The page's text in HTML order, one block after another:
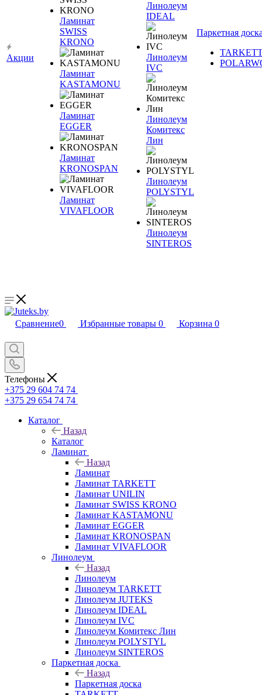
Акции
Ламинат
SWISS
KRONO
Ламинат
KASTAMONU
Ламинат
EGGER
Ламинат
KRONOSPAN
Ламинат
VIVAFLOOR
Линолеум
IDEAL
Линолеум
IVC
Линолеум
Комитекс
Лин
Линолеум
POLYSTYL
Линолеум
SINTEROS
Паркетная
Сравнение0 Избранные товары 0 Корзина 0
Телефоны
+375 29 604 74 74
+375 29 654 74 74
Каталог
Назад
Каталог
Ламинат
Назад
Ламинат
Ламинат TARKETT
Ламинат UNILIN
Ламинат SWISS KRONO
Ламинат KASTAMONU
Ламинат EGGER
Ламинат KRONOSPAN
Ламинат VIVAFLOOR
Линолеум
Назад
Линолеум
Линолеум TARKETT
Линолеум JUTEKS
Линолеум IDEAL
Линолеум IVC
Линолеум Комитекс Лин
Линолеум POLYSTYL
Линолеум SINTEROS
Паркетная доска
Назад
Паркетная доска